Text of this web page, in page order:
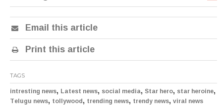
Email this article
Print this article
TAGS
intresting news, Latest news, social media, Star hero, star heroine,
Telugu news, tollywood, trending news, trendy news, viral news